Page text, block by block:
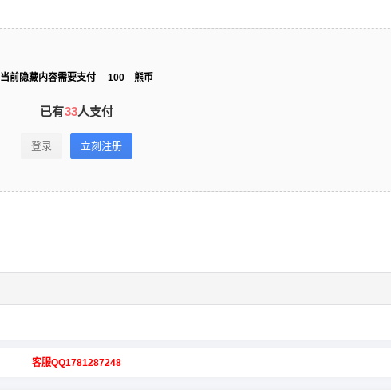
当前隐藏内容需要支付 100 熊币
已有33人支付
登录 立刻注册
客服QQ1781287248